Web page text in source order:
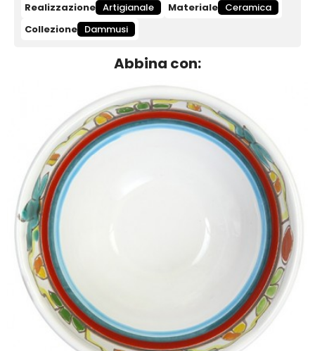
Realizzazione Artigianale Materiale Ceramica
Collezione Dammusi
Abbina con: